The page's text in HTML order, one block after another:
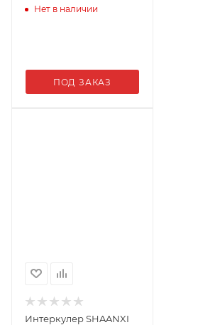
6694
Нет в наличии
ПОД ЗАКАЗ
Интеркулер SHAANXI